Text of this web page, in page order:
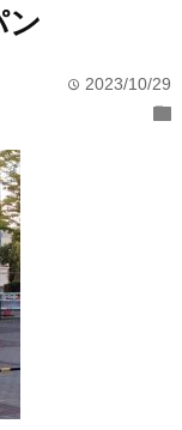
ン
time 2023/10/29
folder